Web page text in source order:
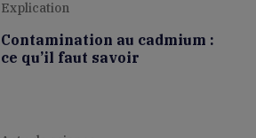
Explication
Contamination au cadmium :
ce qu’il faut savoir